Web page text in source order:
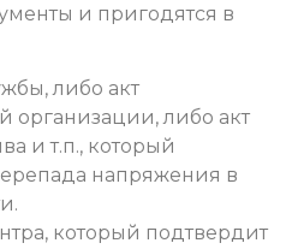
и пригодятся в
либо акт
организации, либо акт
и т.п., который
напряжения в
который подтвердит